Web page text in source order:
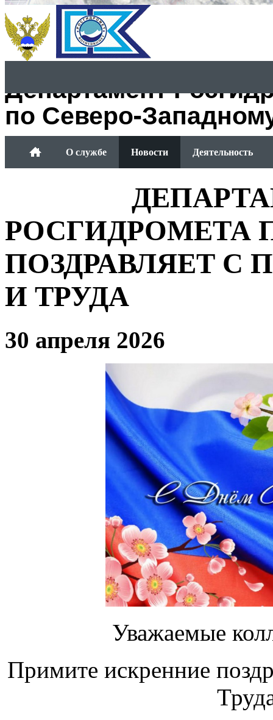
Департамент
по Северо-
О службе Новости Деятельность
РОСГИДРОМЕТА
ПОЗДРАВЛЯЕТ С
И ТРУДА
30 апреля 2026
Уважаемые
Примите искренние